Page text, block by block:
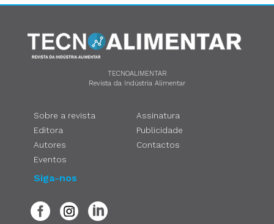
TECNOALIMENTAR
Revista da Indústria Alimentar
Sobre a revista
Editora
Autores
Eventos
Assinatura
Publicidade
Contactos
Siga-nos